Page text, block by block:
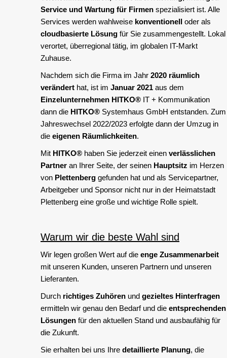
Service und Wartung für Firmen spezialisiert ist. Alle
Services werden wahlweise konventionell oder als
cloudbasierte Lösung für Sie zusammengestellt. Lokal
verortet, überregional tätig, im globalen IT-Markt
Zuhause.
Nachdem sich die Firma im Jahr 2020 räumlich
verändert hat, ist im Januar 2021 aus dem
Einzelunternehmen HITKO® IT + Kommunikation
dann die HITKO® Systemhaus GmbH entstanden. Zum
Jahreswechsel 2022/2023 erfolgte dann der Umzug in
die eigenen Räumlichkeiten.
Mit HITKO® haben Sie jederzeit einen verlässlichen
Partner an Ihrer Seite, der seinen Hauptsitz im Herzen
von Plettenberg gefunden hat und als Servicepartner,
Arbeitgeber und Sponsor nicht nur in der Heimatstadt
Plettenberg eine große und wichtige Rolle spielt.
Warum wir die beste Wahl sind
Wir legen großen Wert auf die enge Zusammenarbeit
mit unseren Kunden, unseren Partnern und unseren
Lieferanten.
Durch richtiges Zuhören und gezieltes Hinterfragen
ermitteln wir genau den Bedarf und die entsprechenden
Lösungen für den aktuellen Stand und ausbaufähig für
die Zukunft.
Sie erhalten bei uns Ihre detaillierte Planung, die